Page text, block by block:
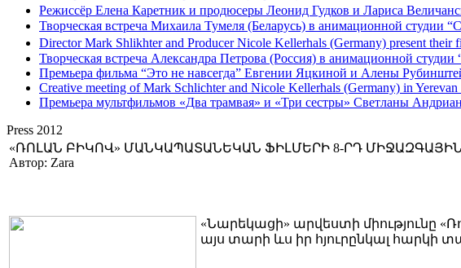
Режиссёр Елена Каретник и продюсеры Леонид Гудков и Лариса
Творческая встреча Михаила Тумеля (Беларусь) в анимационной студии
Director Mark Shlikhter and Producer Nicole Kellerhals (Germany) present
Творческая встреча Александра Петрова (Россия) в анимационной студии
Премьера фильма “Это не навсегда” Евгении Яцкиной и Алены
Creative meeting of Mark Schlichter and Nicole Kellerhals (Germany) in
Премьера мультфильмов «Два трамвая» и «Три сестры» Светланы
Press 2012
«ՌՈԼԱՆ ԲԻԿՈՎ» ՄԱՆԿԱՊԱՏԱՆԵԿԱՆ ՖԻԼՄԵՐԻ 8-ՐԴ
Автор: Zara
«Նարեկացի» արվեստի միությունը
այս տարի ևս իր հյուրընկալ